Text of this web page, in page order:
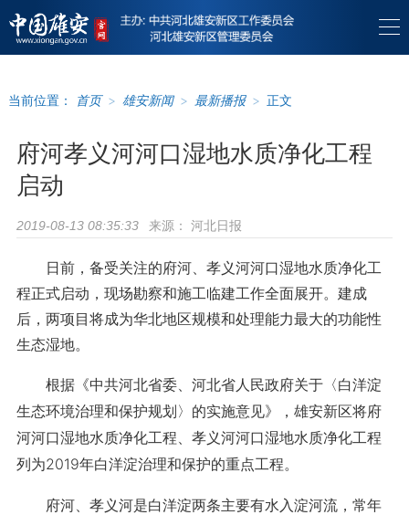
当前位置： 首页 > 雄安新闻 > 最新播报 > 正文
府河孝义河河口湿地水质净化工程
启动
2019-08-13 08:35:33 来源： 河北日报
日前，备受关注的府河、孝义河河口湿地水质净化工
程正式启动，现场勘察和施工临建工作全面展开。建成
后，两项目将成为华北地区规模和处理能力最大的功能性
生态湿地。
根据《中共河北省委、河北省人民政府关于〈白洋淀
生态环境治理和保护规划〉的实施意见》，雄安新区将府
河河口湿地水质净化工程、孝义河河口湿地水质净化工程
列为2019年白洋淀治理和保护的重点工程。
府河、孝义河是白洋淀两条主要有水入淀河流，常年